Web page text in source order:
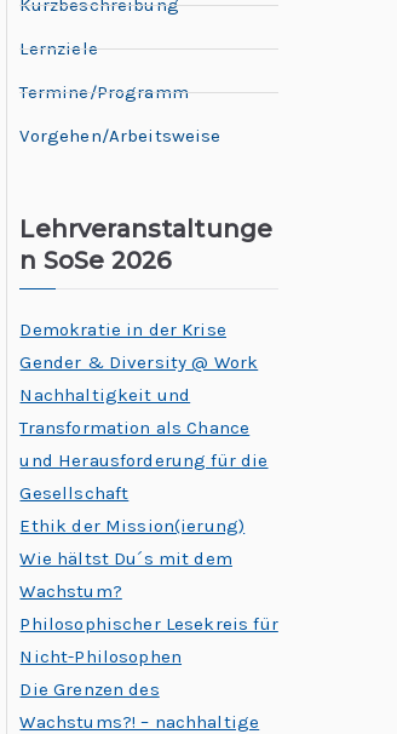
Kurzbeschreibung
Lernziele
Termine/Programm
Vorgehen/Arbeitsweise
Lehrveranstaltunge
n SoSe 2026
Demokratie in der Krise
Gender & Diversity @ Work
Nachhaltigkeit und
Transformation als Chance
und Herausforderung für die
Gesellschaft
Ethik der Mission(ierung)
Wie hältst Du´s mit dem
Wachstum?
Philosophischer Lesekreis für
Nicht-Philosophen
Die Grenzen des
Wachstums?! – nachhaltige